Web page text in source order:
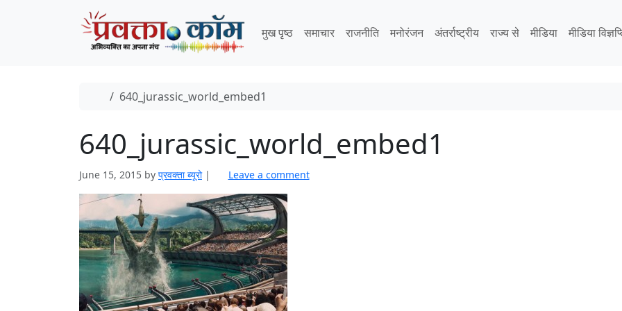
मुख पृष्ठ
समाचार राजनीति मनोरंजन अंतर्राष्ट्रीय राज्य से मीडिया मीडिया
Home
640_jurassic_world_embed1
640_jurassic_world_embed1
June 15, 2015 by प्रवक्ता ब्यूरो | Leave a comment